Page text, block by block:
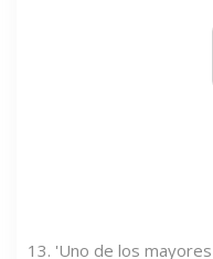
13. 'Uno de los